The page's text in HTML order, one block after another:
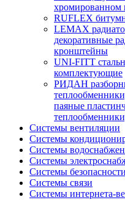
хромированном
RUFLEX
LEMAX
декоративные
кронштейны
UNI-FITT
комплектующие
РИДАН
паяные
Системы вентиляции
Системы
Системы
Системы
Системы безопасности
Системы связи
Системы интернета-